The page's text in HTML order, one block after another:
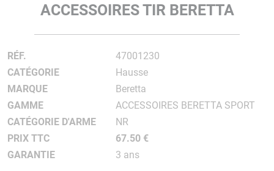
ACCESSOIRES TIR BERETTA
RÉF.
47001230
CATÉGORIE
Hausse
MARQUE
Beretta
GAMME
ACCESSOIRES BERETTA SPORT
CATÉGORIE D'ARME
NR
PRIX TTC
67.50 €
GARANTIE
3 ans